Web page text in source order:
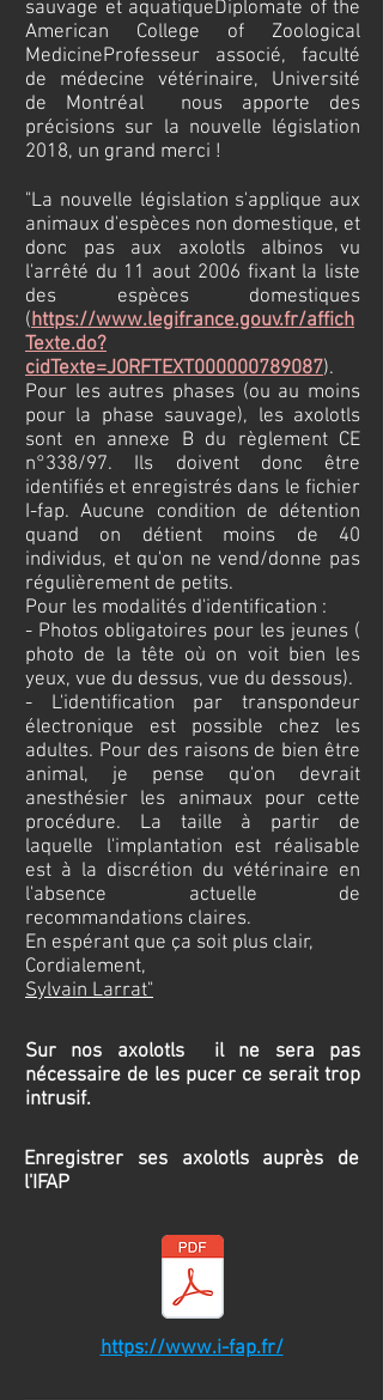
sauvage et aquatiqueDiplomate of the
American College of Zoological
MedicineProfesseur associé, faculté
de médecine vétérinaire, Université
de Montréal nous apporte des
précisions sur la nouvelle législation
2018, un grand merci !
"La nouvelle législation s'applique aux
animaux d'espèces non domestique, et
donc pas aux axolotls albinos vu
l'arrêté du 11 aout 2006 fixant la liste
des espèces domestiques
(https://www.legifrance.gouv.fr/affich
Texte.do?
cidTexte=JORFTEXT000000789087).
Pour les autres phases (ou au moins
pour la phase sauvage), les axolotls
sont en annexe B du règlement CE
n°338/97. Ils doivent donc être
identifiés et enregistrés dans le fichier
I-fap. Aucune condition de détention
quand on détient moins de 40
individus, et qu'on ne vend/donne pas
régulièrement de petits.
Pour les modalités d'identification :
- Photos obligatoires pour les jeunes (
photo de la tête où on voit bien les
yeux, vue du dessus, vue du dessous).
- L'identification par transpondeur
électronique est possible chez les
adultes. Pour des raisons de bien être
animal, je pense qu'on devrait
anesthésier les animaux pour cette
procédure. La taille à partir de
laquelle l'implantation est réalisable
est à la discrétion du vétérinaire en
l'absence actuelle de
recommandations claires.
En espérant que ça soit plus clair,
Cordialement,
Sylvain Larrat"
Sur nos axolotls il ne sera pas
nécessaire de les pucer ce serait trop
intrusif.
Enregistrer ses axolotls auprès de
l'IFAP
https://www.i-fap.fr/